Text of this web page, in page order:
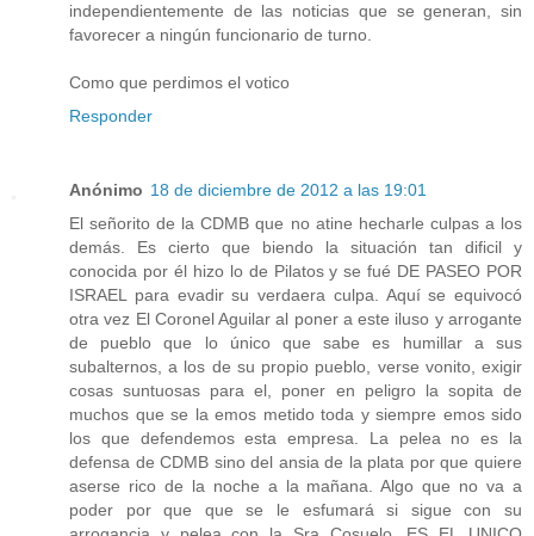
independientemente de las noticias que se generan, sin
favorecer a ningún funcionario de turno.
Como que perdimos el votico
Responder
Anónimo 18 de diciembre de 2012 a las 19:01
El señorito de la CDMB que no atine hecharle culpas a los
demás. Es cierto que biendo la situación tan dificil y
conocida por él hizo lo de Pilatos y se fué DE PASEO POR
ISRAEL para evadir su verdaera culpa. Aquí se equivocó
otra vez El Coronel Aguilar al poner a este iluso y arrogante
de pueblo que lo único que sabe es humillar a sus
subalternos, a los de su propio pueblo, verse vonito, exigir
cosas suntuosas para el, poner en peligro la sopita de
muchos que se la emos metido toda y siempre emos sido
los que defendemos esta empresa. La pelea no es la
defensa de CDMB sino del ansia de la plata por que quiere
aserse rico de la noche a la mañana. Algo que no va a
poder por que que se le esfumará si sigue con su